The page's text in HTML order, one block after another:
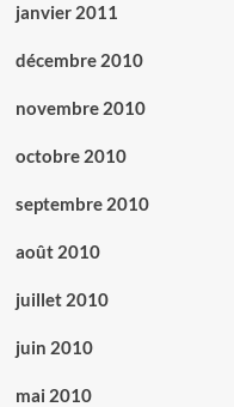
janvier 2011
décembre 2010
novembre 2010
octobre 2010
septembre 2010
août 2010
juillet 2010
juin 2010
mai 2010